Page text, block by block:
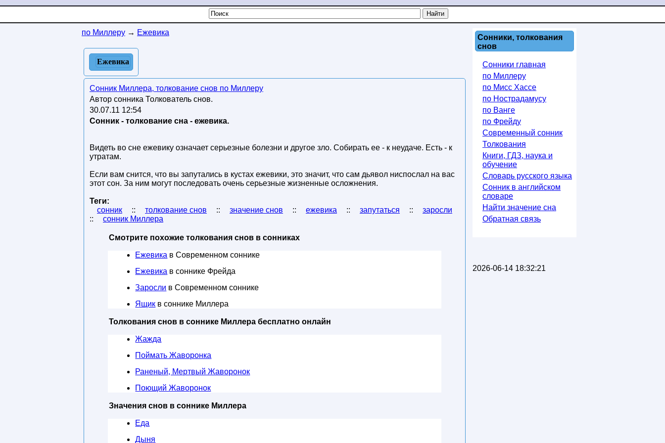
по Миллеру → Ежевика
Ежевика
Сонник Миллера, толкование снов по Миллеру
Автор сонника Толкователь снов.
30.07.11 12:54
Сонник - толкование сна - ежевика.
Видеть во сне ежевику означает серьезные болезни и другое зло. Собирать ее - к неудаче. Есть - к
утратам.
Если вам снится, что вы запутались в кустах ежевики, это значит, что сам дьявол ниспослал на вас
этот сон. За ним могут последовать очень серьезные жизненные осложнения.
Теги:
сонник
:: толкование снов :: значение снов :: ежевика :: запутаться ::
заросли
::
сонник Миллера
Смотрите похожие толкования снов в сонниках
Ежевика в Современном соннике
Ежевика в соннике Фрейда
Заросли в Современном соннике
Ящик в соннике Миллера
Толкования снов в соннике Миллера бесплатно онлайн
Жажда
Поймать Жаворонка
Раненый, Мертвый Жаворонок
Поющий Жаворонок
Значения снов в соннике Миллера
Еда
Дыня
Сонники, толкования
снов
Сонники главная
по Миллеру
по Мисс Хассе
по Нострадамусу
по Ванге
по Фрейду
Современный сонник
Толкования
Книги, ГДЗ, наука и
обучение
Словарь русского языка
Сонник в английском
словаре
Найти значение сна
Обратная связь
2026-06-14 18:32:21